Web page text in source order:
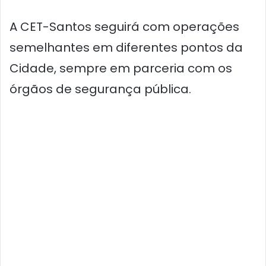
A CET-Santos seguirá com operações
semelhantes em diferentes pontos da
Cidade, sempre em parceria com os
órgãos de segurança pública.